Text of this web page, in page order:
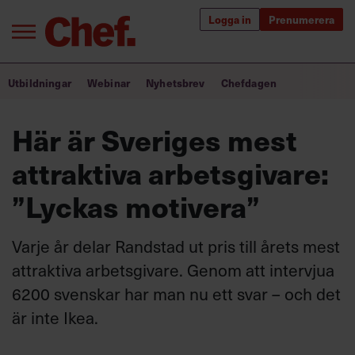
Logga in Prenumerera
Annonsera
Om oss
Bra ledare förändrar världen
Utbildning för ledare
Chefakademin+
Populära utbildningar
Utbildningar Webinar Nyhetsbrev Chefdagen
Här är Sveriges mest
attraktiva arbetsgivare:
”Lyckas motivera”
Varje år delar Randstad ut pris till årets mest
attraktiva arbetsgivare. Genom att intervjua
6200 svenskar har man nu ett svar – och det
är inte Ikea.